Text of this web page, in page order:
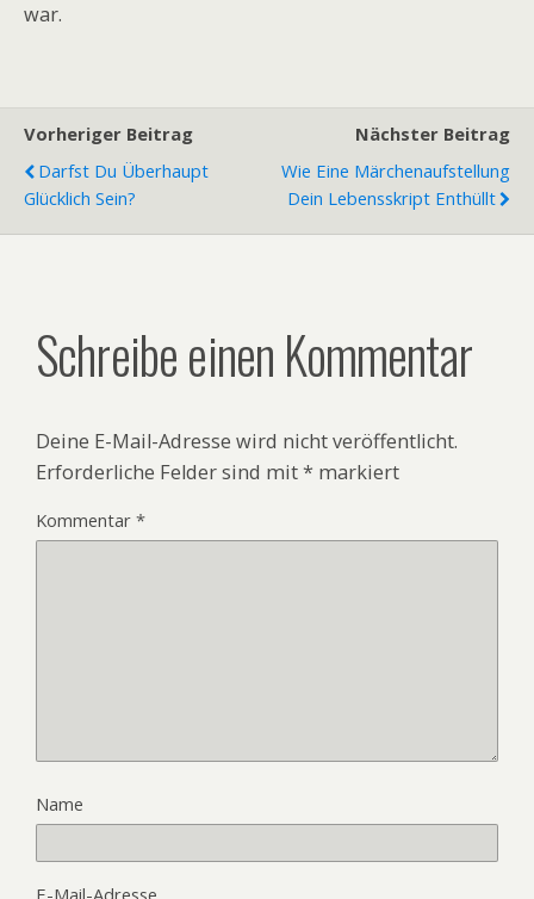
war.
Vorheriger Beitrag
Darfst Du Überhaupt
Glücklich Sein?
Nächster Beitrag
Wie Eine Märchenaufstellung
Dein Lebensskript Enthüllt
Schreibe einen Kommentar
Deine E-Mail-Adresse wird nicht veröffentlicht.
Erforderliche Felder sind mit* markiert
Kommentar *
Name
E-Mail-Adresse